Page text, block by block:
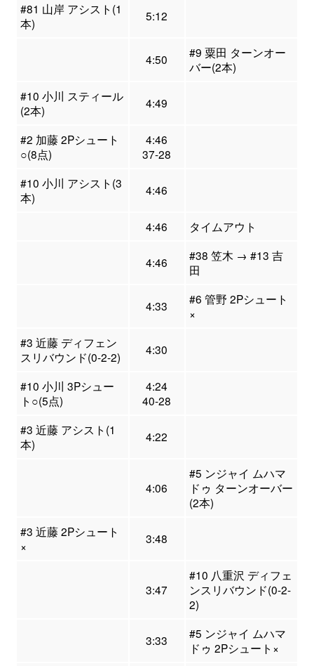
#81 山岸 アシスト(1
本)
5:12
4:50
#9 粟田 ターンオー
バー(2本)
#10 小川 スティール
(2本)
4:49
#2 加藤 2Pシュート
○(8点)
4:46
37-28
#10 小川 アシスト(3
本)
4:46
4:46 タイムアウト
4:46
#38 笠木 → #13 吉
田
4:33
#6 管野 2Pシュート
×
#3 近藤 ディフェン
スリバウンド(0-2-2)
4:30
#10 小川 3Pシュー
ト○(5点)
4:24
40-28
#3 近藤 アシスト(1
本)
4:22
4:06
#5 ンジャイ ムハマ
ドゥ ターンオーバー
(2本)
#3 近藤 2Pシュート
×
3:48
3:47
#10 八重沢 ディフェ
ンスリバウンド(0-2-
2)
3:33
#5 ンジャイ ムハマ
ドゥ 2Pシュート×